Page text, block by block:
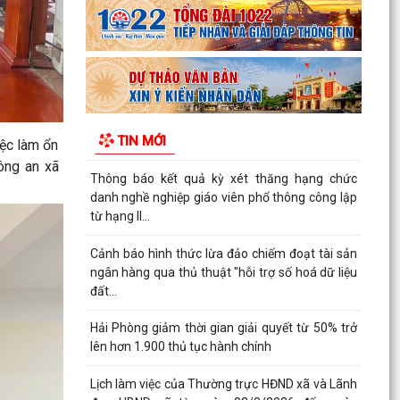
làm ổn
an xã
TIN MỚI
Lịch làm việc của Thường trực HĐND xã và Lãnh
đạo UBND xã từ ngày 03/8/2026 đến ngày
07/8/2026
Danh mục thủ tục hành chính thực hiện tại
Hà
Thông báo kết quả Kỳ họp thứ 3 (Kỳ họp thường
lệ giữa năm 2026) HĐND thành phố khóa XVII,
nhiệm kỳ...
Chương trình tặng hàng viện trợ cho phụ nữ xã
Thanh Hà.
xã khóa II, nhiệm kỳ 2026-2031
Đảng cho đảng viên Mạc Đình Tường